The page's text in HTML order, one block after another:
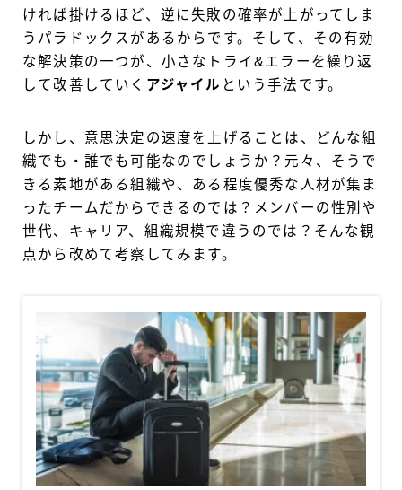
ければ掛けるほど、逆に失敗の確率が上がってしま
うパラドックスがあるからです。そして、その有効
な解決策の一つが、小さなトライ&エラーを繰り返
して改善していく アジャイル という手法です。
しかし、意思決定の速度を上げることは、どんな組
織でも・誰でも可能なのでしょうか？元々、そうで
きる素地がある組織や、ある程度優秀な人材が集ま
ったチームだからできるのでは？メンバーの性別や
世代、キャリア、組織規模で違うのでは？そんな観
点から改めて考察してみます。